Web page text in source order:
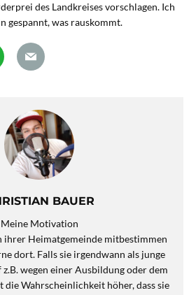
des Landkreises vorschlagen. Ich
gespannt, was rauskommt.
BAUER
Meine Motivation
ihrer Heimatgemeinde mitbestimmen
dort. Falls sie irgendwann als junge
wegen einer Ausbildung oder dem
die Wahrscheinlichkeit höher, dass sie